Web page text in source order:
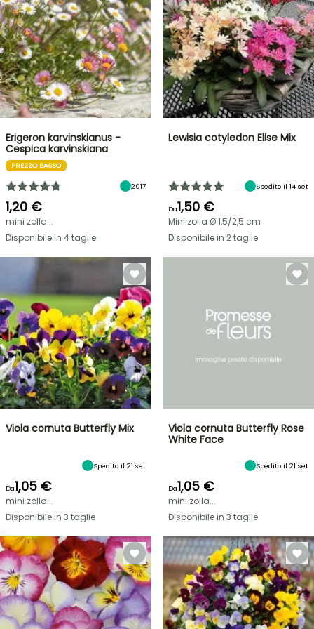
FLASH
FINO
AL
30%
DI
SCONTO
BULBI
PRIMAVERILI
Erigeron karvinskianus -
Cespica karvinskiana
PREZZO BASSO
2017
1,20 €
mini zolla...
Disponibile in 4 taglie
Lewisia cotyledon Elise Mix
Spedito il 14 set
Da1,50 €
Mini zolla Ø 1,5/2,5 cm
Disponibile in 2 taglie
Viola cornuta Butterfly Mix
Spedito il 21 set
Da1,05 €
mini zolla...
Disponibile in 3 taglie
Viola cornuta Butterfly Rose
White Face
Spedito il 21 set
Da1,05 €
mini zolla...
Disponibile in 3 taglie